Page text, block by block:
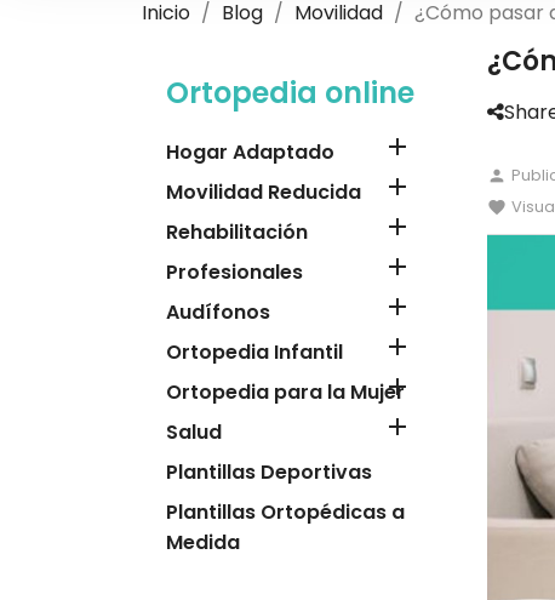
Inicio Blog Movilidad ¿Cómo pasar
Ortopedia online
Hogar Adaptado 
Movilidad Reducida 
Rehabilitación 
Profesionales 
Audífonos 
Ortopedia Infantil 
Ortopedia para la Mujer

Salud 
Plantillas Deportivas
Plantillas Ortopédicas a
Medida
person
favorite